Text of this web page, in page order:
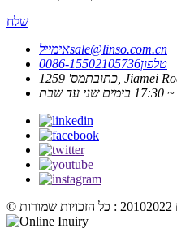
שלח
אימיילsale@linso.com.cn
טלפון0086-15502105736
כתובת